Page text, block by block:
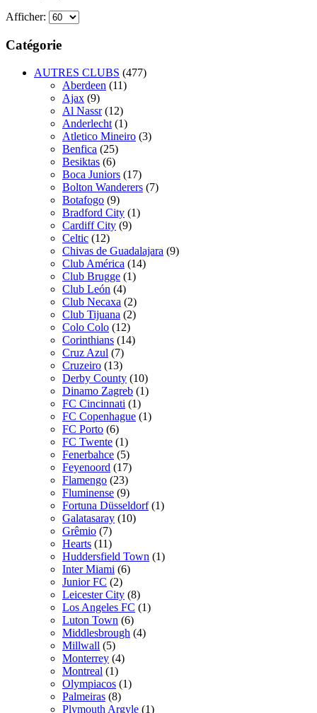
Afficher:
Catégorie
AUTRES CLUBS (477)
Aberdeen (11)
Ajax (9)
Al Nassr (12)
Anderlecht (1)
Atletico Mineiro (3)
Benfica (25)
Besiktas (6)
Boca Juniors (17)
Bolton Wanderers (7)
Botafogo (9)
Bradford City (1)
Cardiff City (9)
Celtic (12)
Chivas de Guadalajara (9)
Club América (14)
Club Brugge (1)
Club León (4)
Club Necaxa (2)
Club Tijuana (2)
Colo Colo (12)
Corinthians (14)
Cruz Azul (7)
Cruzeiro (13)
Derby County (10)
Dinamo Zagreb (1)
FC Cincinnati (1)
FC Copenhague (1)
FC Porto (6)
FC Twente (1)
Fenerbahce (5)
Feyenoord (17)
Flamengo (23)
Fluminense (9)
Fortuna Düsseldorf (1)
Galatasaray (10)
Grêmio (7)
Hearts (11)
Huddersfield Town (1)
Inter Miami (6)
Junior FC (2)
Leicester City (8)
Los Angeles FC (1)
Luton Town (6)
Middlesbrough (4)
Millwall (5)
Monterrey (4)
Montreal (1)
Olympiacos (1)
Palmeiras (8)
Plymouth Argyle (1)